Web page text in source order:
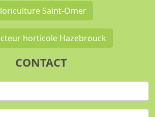
Saint-Omer
horticole Hazebrouck
CONTACT